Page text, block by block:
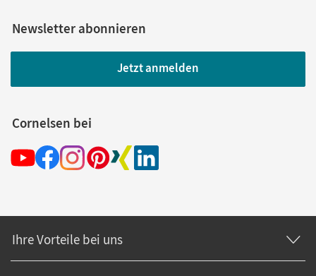
Newsletter abonnieren
Jetzt anmelden
Cornelsen bei
Ihre Vorteile bei uns